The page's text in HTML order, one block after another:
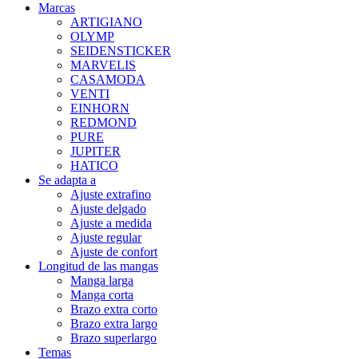
Marcas
ARTIGIANO
OLYMP
SEIDENSTICKER
MARVELIS
CASAMODA
VENTI
EINHORN
REDMOND
PURE
JUPITER
HATICO
Se adapta a
Ajuste extrafino
Ajuste delgado
Ajuste a medida
Ajuste regular
Ajuste de confort
Longitud de las mangas
Manga larga
Manga corta
Brazo extra corto
Brazo extra largo
Brazo superlargo
Temas